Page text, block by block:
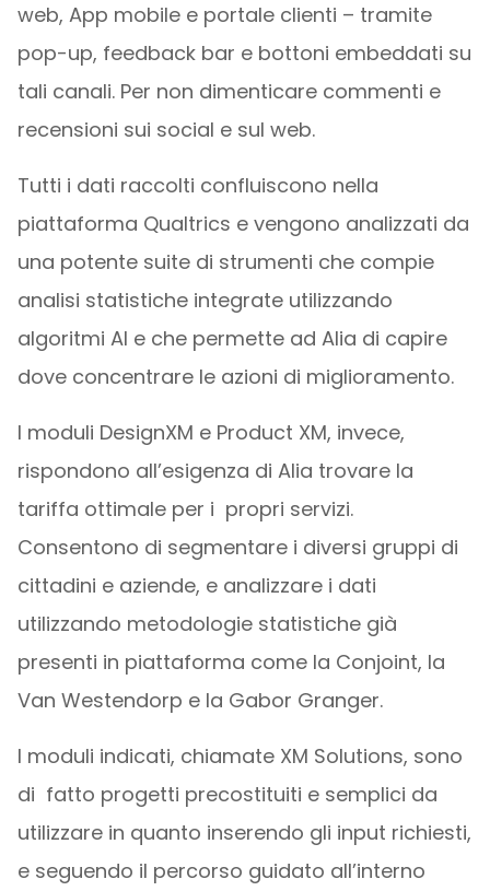
web, App mobile e portale clienti – tramite
pop-up, feedback bar e bottoni embeddati su
tali canali. Per non dimenticare commenti e
recensioni sui social e sul web.
Tutti i dati raccolti confluiscono nella
piattaforma Qualtrics e vengono analizzati da
una potente suite di strumenti che compie
analisi statistiche integrate utilizzando
algoritmi AI e che permette ad Alia di capire
dove concentrare le azioni di miglioramento.
I moduli DesignXM e Product XM, invece,
rispondono all’esigenza di Alia trovare la
tariffa ottimale per i propri servizi.
Consentono di segmentare i diversi gruppi di
cittadini e aziende, e analizzare i dati
utilizzando metodologie statistiche già
presenti in piattaforma come la Conjoint, la
Van Westendorp e la Gabor Granger.
I moduli indicati, chiamate XM Solutions, sono
di fatto progetti precostituiti e semplici da
utilizzare in quanto inserendo gli input richiesti,
e seguendo il percorso guidato all’interno